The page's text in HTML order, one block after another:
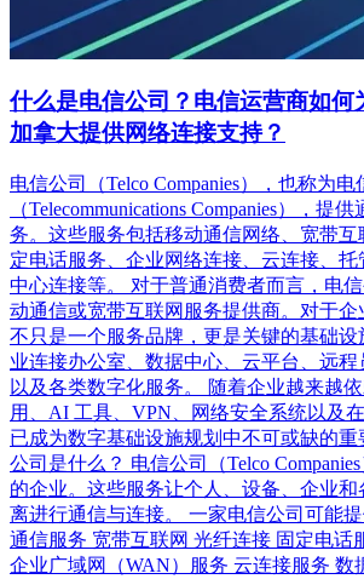
什么是电信公司？电信运营商如何
加拿大提供网络连接支持？
电信公司（Telco Companies），也称为电
（Telecommunications Companies），提
务。这些服务包括移动通信网络、宽带互
定电话服务、企业网络连接、云连接、
中心连接等。 对于普通消费者而言，电
动通信或宽带互联网服务提供商。对于
不只是一个服务品牌，更是关键的基础
业连接办公室、数据中心、云平台、远
以及各类数字化服务。 随着企业越来越
用、AI 工具、VPN、网络安全系统以及
已成为数字基础设施规划中不可或缺的
公司是什么？ 电信公司（Telco
的企业。这些服务让个人、设备、企业
离进行通信与连接。 一家电信公司可能
通信服务 宽带互联网 光纤连接 固定电话
企业广域网（WAN）服务 云连接服务 数